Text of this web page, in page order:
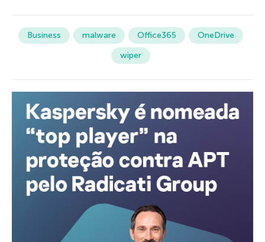
Business malware Office365
OneDrive
wiper